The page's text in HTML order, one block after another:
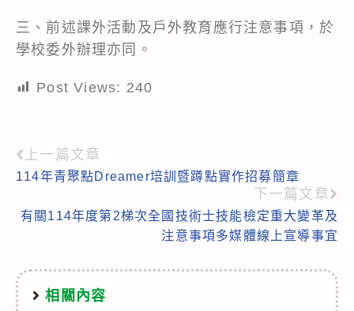
三、前述課外活動及戶外教育應行注意事項，於
學校委外辦理亦同。
Post Views: 240
Read
more
articles
上一篇文章
114年青聚點Dreamer培訓暨蹲點實作招募簡章
下一篇文章
有關114年度第2梯次全國技術士技能檢定重大變革及
注意事項多媒體線上宣導事宜
相關內容